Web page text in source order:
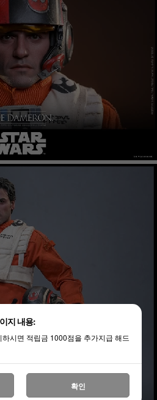
지 내용:
시면 적립금 1000점을 추가지급 해드
확인